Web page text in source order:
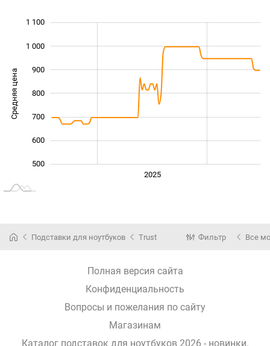
Средняя цена 1 000
500
600
700
800
900
1 000
1 100
2025
Подставки для ноутбуков Trust Фильтр Все
Полная версия сайта
Конфиденциальность
Вопросы и пожелания по сайту
Магазинам
Каталог подставок для ноутбуков 2026 - новинки,